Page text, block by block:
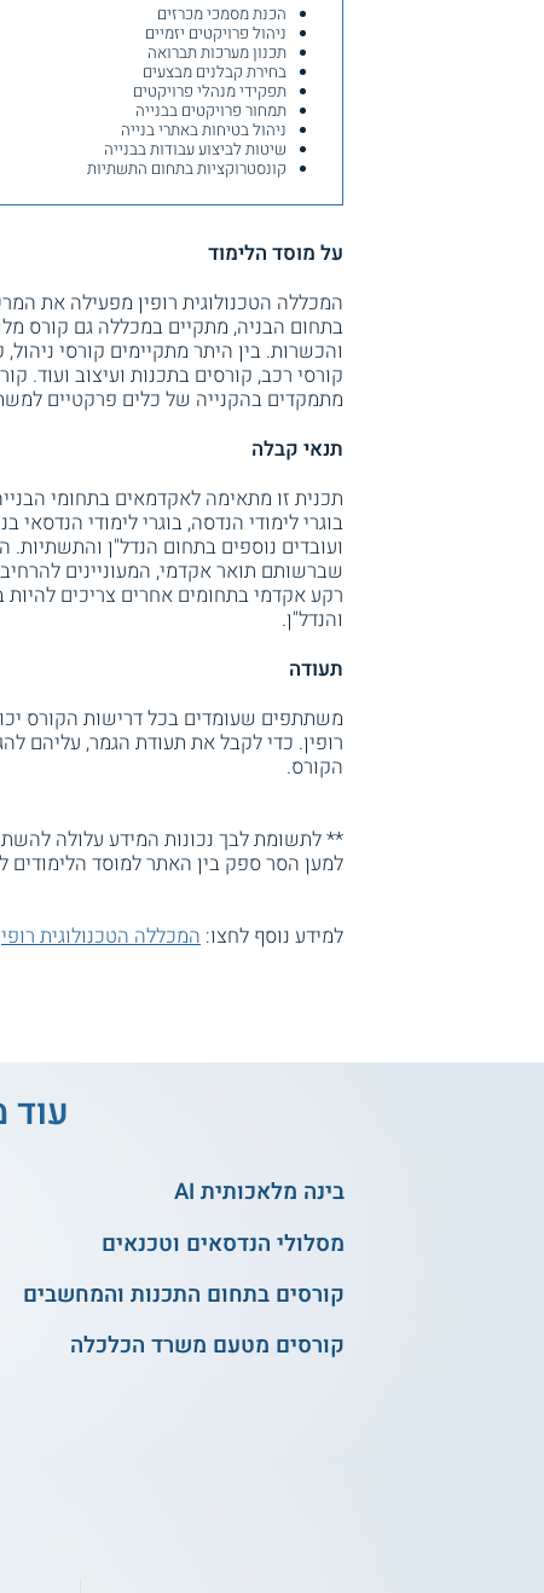
הכנת מסמכי מכרזים
ניהול פרויקטים יזמיים
תכנון מערכות תברואה
בחירת קבלנים מבצעים
תפקידי מנהלי פרויקטים
תמחור פרויקטים בבנייה
ניהול בטיחות באתרי בנייה
שיטות לביצוע עבודות בבנייה
קונסטרוקציות בתחום התשתיות
על מוסד הלימוד
המכללה הטכנולוגית רופין מפעילה את
בתחום הבניה, מתקיים במכללה גם קורס
והכשרות. בין היתר מתקיימים קורסי
קורסי רכב, קורסים בתכנות ועיצוב
מתמקדים בהקנייה של כלים פרקטיים
תנאי קבלה
תכנית זו מתאימה לאקדמאים בתחומי
בוגרי לימודי הנדסה, בוגרי לימודי הנדסאי
ועובדים נוספים בתחום הנדל"ן
שברשותם תואר אקדמי, המעוניינים
רקע אקדמי בתחומים אחרים צריכים להיות
והנדל"ן.
תעודה
משתתפים שעומדים בכל דרישות הקורס
רופין. כדי לקבל את תעודת הגמר, עליהם
הקורס.
** לתשומת לבך נכונות המידע עלולה
למען הסר ספק בין האתר למוסד
למידע נוסף לחצו: המכללה הטכנולוגית
עוד
בינה מלאכותית AI
מסלולי הנדסאים וטכנאים
קורסים בתחום התכנות והמחשבים
קורסים מטעם משרד הכלכלה